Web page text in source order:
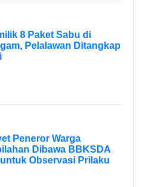
8 Paket Sabu di
Pelalawan Ditangkap
Peneror Warga
Dibawa BBKSDA
Observasi Prilaku